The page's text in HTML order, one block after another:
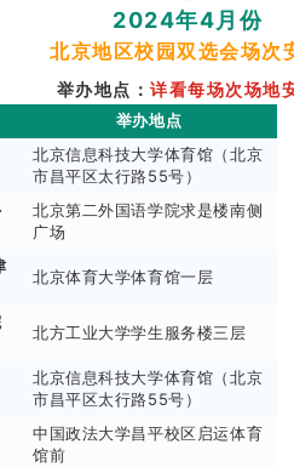
2024年4月份
北京地区校园双选会场次
举办地点： 详看每场次场地
举办地点
北京信息科技大学体育馆（北京
市昌平区太行路55号）
北京第二外国语学院求是楼南侧
广场
北京体育大学体育馆一层
北方工业大学学生服务楼三层
北京信息科技大学体育馆（北京
市昌平区太行路55号）
中国政法大学昌平校区启运体育
馆前